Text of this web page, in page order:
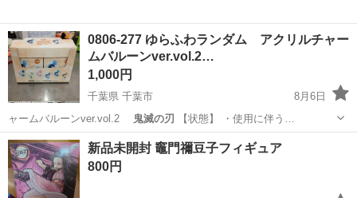
0806-277 ゆらふわランダム アクリルチャー
ムバルーンver.vol.2…
1,000円
千葉県 千葉市
8月6日
ャームバルーンver.vol.2
鬼滅の刃 【状態】 ・使用に伴う…
千葉 千葉市 食器 鬼滅の刃
新品未開封 竈門禰豆子フィギュア
800円